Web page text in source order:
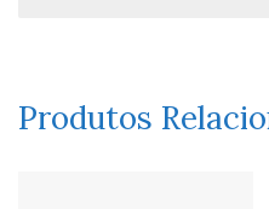
Produtos